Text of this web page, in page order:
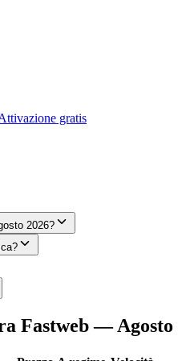
gratis
2026?
Fastweb — Agosto